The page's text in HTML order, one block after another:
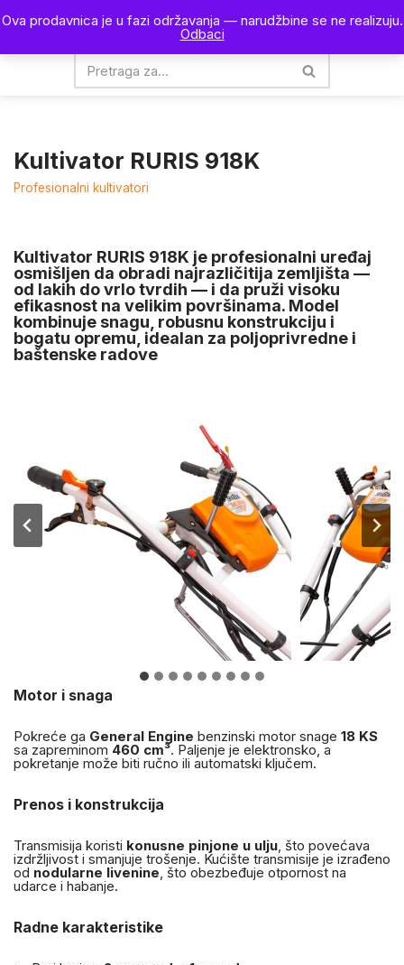
Ova prodavnica je u fazi održavanja — narudžbine se ne realizuju.
Odbaci
na
0
Kultivator RURIS 918K
Profesionalni kultivatori
Kultivator RURIS 918K je profesionalni uređaj
osmišljen da obradi najrazličitija zemljišta —
od lakih do vrlo tvrdih — i da pruži visoku
efikasnost na velikim površinama. Model
kombinuje snagu, robusnu konstrukciju i
bogatu opremu, idealan za poljoprivredne i
baštenske radove
Motor i snaga
Pokreće ga General Engine benzinski motor snage 18 KS
sa zapreminom 460 cm³. Paljenje je elektronsko, a
pokretanje može biti ručno ili automatski ključem.
Prenos i konstrukcija
Transmisija koristi konusne pinjone u ulju, što povećava
izdržljivost i smanjuje trošenje. Kućište transmisije je izrađeno
od nodularne livenine, što obezbeđuje otpornost na
udarce i habanje.
Radne karakteristike